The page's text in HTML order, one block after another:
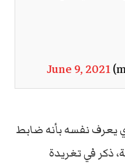
June 9, 2021
نفسه بأنه ضابط
ذكر في تغريدة